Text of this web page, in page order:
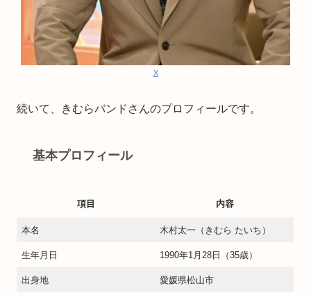
X
続いて、きむらバンドさんのプロフィールです。
基本プロフィール
項目 内容
本名 木村太一（きむら たいち）
生年月日 1990年1月28日（35歳）
出身地 愛媛県松山市